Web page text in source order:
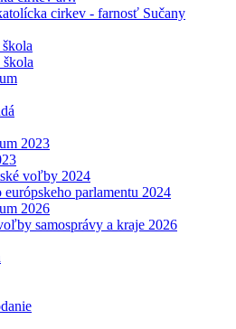
cirkev - farnosť Sučany
škola
2023
voľby 2024
parlamentu 2024
2026
samosprávy a kraje 2026